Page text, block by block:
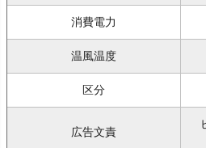
消費電力
温風温度
区分
広告文責